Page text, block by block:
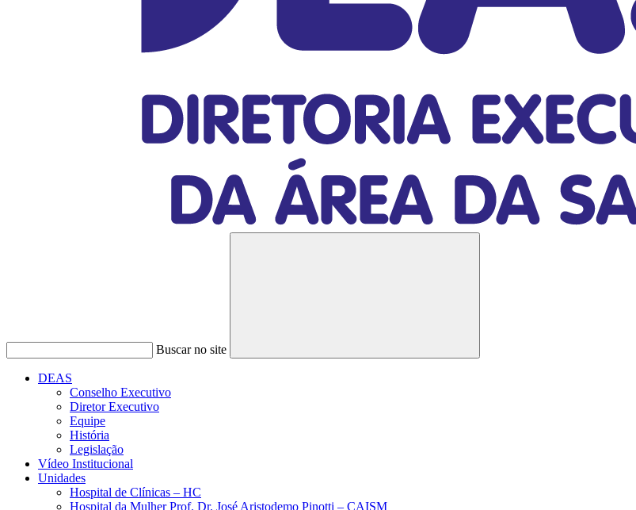
Buscar no site
Buscar
DEAS
Conselho Executivo
Diretor Executivo
Equipe
História
Legislação
Vídeo Institucional
Unidades
Hospital de Clínicas – HC
Hospital da Mulher Prof. Dr. José Aristodemo Pinotti – CAISM